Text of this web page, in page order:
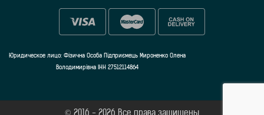
Юридическое лицо: Фізична Особа Підприємець Мироненко Олена
Володимирівна ІНН 27512114864